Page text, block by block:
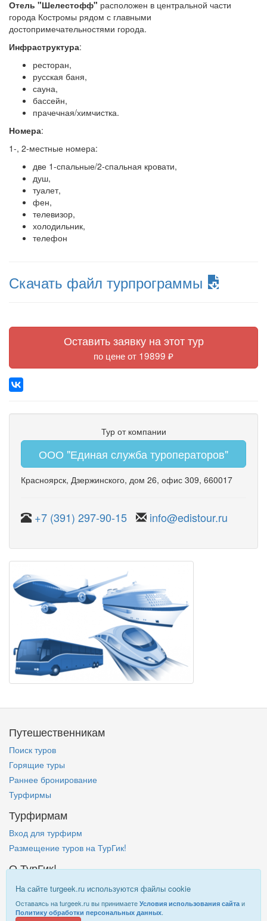
Отель "Шелестофф" расположен в центральной части
города Костромы рядом с главными
достопримечательностями города.
Инфраструктура:
ресторан,
русская баня,
сауна,
бассейн,
прачечная/химчистка.
Номера:
1-, 2-местные номера:
две 1-спальные/2-спальная кровати,
душ,
туалет,
фен,
телевизор,
холодильник,
телефон
Скачать файл турпрограммы
Оставить заявку на этот тур
по цене от 19899 ₽
Тур от компании
ООО "Единая служба туроператоров"
Красноярск, Дзержинского, дом 26, офис 309, 660017
+7 (391) 297-90-15 info@edistour.ru
На сайте turgeek.ru используются файлы cookie
Оставаясь на turgeek.ru вы принимаете Условия использования сайта и
Политику обработки персональных данных.
Путешественникам
Поиск туров
Горящие туры
Раннее бронирование
Турфирмы
Турфирмам
Вход для турфирм
Размещение туров на ТурГик!
О ТурГик!
Кто такой ТурГик?
Правовая информация